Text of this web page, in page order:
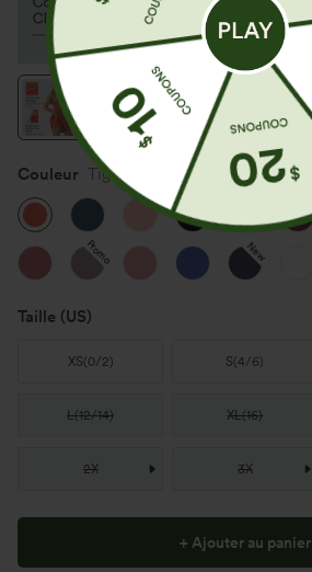
Couleur Tigerlily
Promo New
Taille (US)
XS(0/2) S(4/6)
L(12/14) XL(16)
2X 3X
+ Ajouter au panier